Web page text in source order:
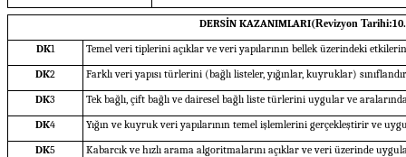
DERSİN KAZANIMLARI(Revizyon Tarihi:
DK1
Temel veri tiplerini açıklar ve veri yapılarının bellek üzerindeki
DK2
Farklı veri yapısı türlerini (bağlı listeler, yığınlar, kuyruklar)
DK3
Tek bağlı, çift bağlı ve dairesel bağlı liste türlerini uygular ve
DK4
Yığın ve kuyruk veri yapılarının temel işlemlerini gerçekleştirir ve
DK5
Kabarcık ve hızlı arama algoritmalarını açıklar ve veri üzerinde